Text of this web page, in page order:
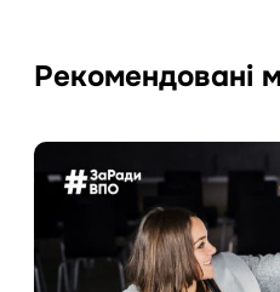
Рекомендовані
Перейти
до
матеріала
раді
ВПО